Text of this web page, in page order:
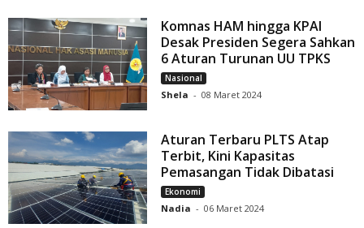
Komnas HAM hingga KPAI
Desak Presiden Segera Sahkan
6 Aturan Turunan UU TPKS
Nasional
Shela - 08 Maret 2024
Aturan Terbaru PLTS Atap
Terbit, Kini Kapasitas
Pemasangan Tidak Dibatasi
Ekonomi
Nadia - 06 Maret 2024